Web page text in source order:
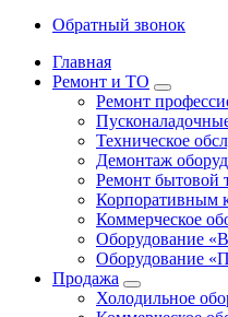
Обратный звонок
Главная
Ремонт и ТО
Ремонт
Техническое
Демонтаж
Ремонт бытовой
Корпоративным
Коммерческое
Оборудование
Оборудование
Продажа
Холодильное